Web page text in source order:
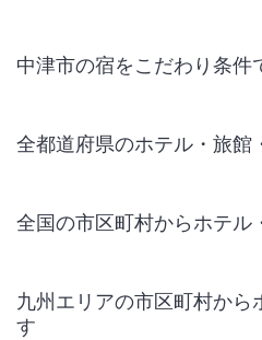
中津市の宿をこだわり条件
全都道府県のホテル・旅館
全国の市区町村からホテル
九州エリアの市区町村から
す